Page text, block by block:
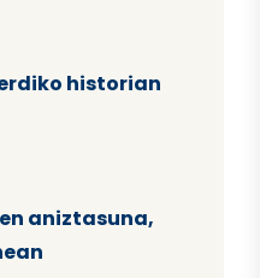
historian
aniztasuna,